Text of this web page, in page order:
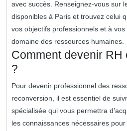
avec succès. Renseignez-vous sur
disponibles à Paris et trouvez celui
vos objectifs professionnels et à
domaine des ressources humaines.
Comment devenir
?
Pour devenir professionnel des
reconversion, il est essentiel de
spécialisée qui vous permettra
les connaissances nécessaires